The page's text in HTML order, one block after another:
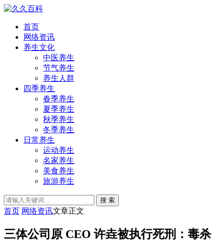
首页
网络资讯
养生文化
中医养生
节气养生
养生人群
四季养生
春季养生
夏季养生
秋季养生
冬季养生
日常养生
运动养生
名家养生
美食养生
旅游养生
搜 索
首页 网络资讯文章正文
三体公司原 CEO 许垚被执行死刑：毒杀